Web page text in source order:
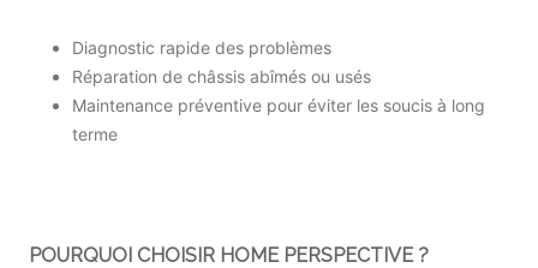
Diagnostic rapide des problèmes
Réparation de châssis abîmés ou usés
Maintenance préventive pour éviter les soucis à long
terme
POURQUOI CHOISIR HOME PERSPECTIVE ?